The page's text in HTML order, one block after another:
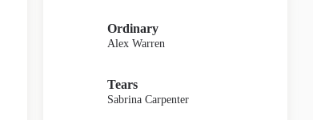
Ordinary
Alex Warren
Tears
Sabrina Carpenter